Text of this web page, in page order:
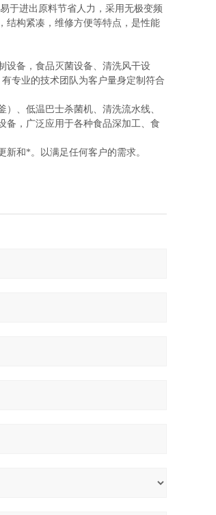
于进出原料节省人力，采用无极变频
结构紧凑，维修方便等特点，是性能
设备，食品灭菌设备、清洗风干设
专业的技术团队为客户量身定制符合
、低温巴士杀菌机、清洗流水线、
备，广泛应用于各种食品深加工、食
和*。以满足任何客户的需求。